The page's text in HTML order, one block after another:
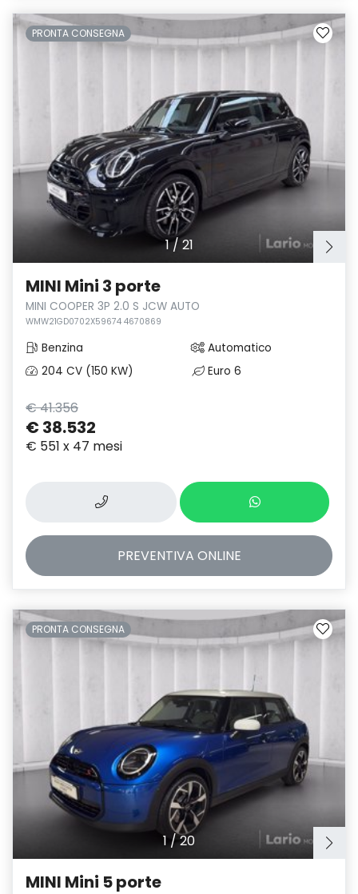
1/21
PRONTA CONSEGNA
MINI Mini 3 porte
MINI COOPER 3P 2.0 S JCW AUTO
WMW21GD0702X59674 4670869
Benzina
Automatico
204 CV (150 KW)
Euro 6
€ 41.356
€ 38.532
€ 551 x 47 mesi
PREVENTIVA ONLINE
1 /20
PRONTA CONSEGNA
MINI Mini 5 porte